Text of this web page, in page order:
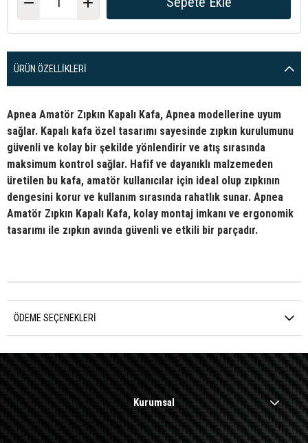
ÜRÜN ÖZELLIKLERI
Apnea Amatör Zıpkın Kapalı Kafa, Apnea modellerine uyum
sağlar. Kapalı kafa özel tasarımı sayesinde zıpkın kurulumunu
güvenli ve kolay bir şekilde yönlendirir ve atış sırasında
maksimum kontrol sağlar. Hafif ve dayanıklı malzemeden
üretilen bu kafa, amatör kullanıcılar için ideal olup zıpkının
dengesini korur ve kullanım sırasında rahatlık sunar. Apnea
Amatör Zıpkın Kapalı Kafa, kolay montaj imkanı ve ergonomik
tasarımı ile zıpkın avında güvenli ve etkili bir parçadır.
ÖDEME SEÇENEKLERI
Kurumsal